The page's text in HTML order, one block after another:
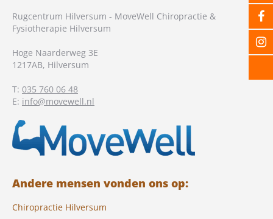
Rugcentrum Hilversum - MoveWell Chiropractie &
Fysiotherapie Hilversum
Hoge Naarderweg 3E
1217AB, Hilversum
T: 035 760 06 48
E: info@movewell.nl
Andere mensen vonden ons op:
Chiropractie Hilversum